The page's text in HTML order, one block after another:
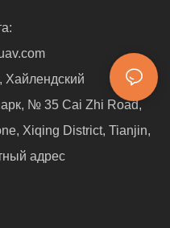
Хайлендский
№ 35 Cai Zhi Road,
Xiqing District, Tianjin,
адрес